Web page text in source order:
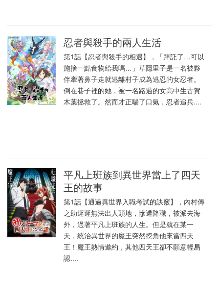
忍者與殺手的兩人生活
第1話【忍者與殺手的相遇】，「拜託了…可以
施捨一點食物給我嗎…」草隱里子是一名被夥
伴牽著鼻子走就逃離村子成為逃忍的女忍者。
倒在巷子裡的她，被一名路過的女高中生古賀
木葉拯救了。然而才正喘了口氣，忍者追兵....
平凡上班族到異世界當上了四天
王的故事
第1話【通過異世界入職考試的訣竅】，內村傳
之助遲遲無法出人頭地，慘遭降職，被派去海
外，過著平凡上班族的人生。但是就在某一
天，統治異世界的魔王突然挖角他來當四天
王！魔王熱情邀約，其他四天王卻不願意輕易
認....